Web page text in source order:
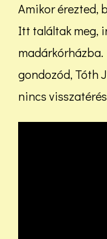
Amikor érezted,
Itt találtak meg,
gondozód, Tóth
nincs